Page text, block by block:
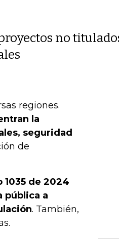
no
regiones.
la
seguridad
de
de 2024
pública a
. También,